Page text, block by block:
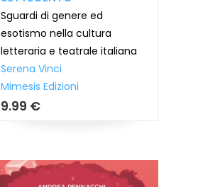
Sguardi di genere ed
esotismo nella cultura
letteraria e teatrale italiana
Serena Vinci
Mimesis Edizioni
9.99 €